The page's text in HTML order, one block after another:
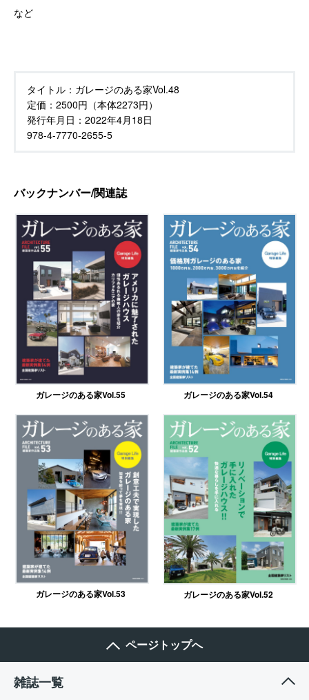
など
タイトル： ガレージのある家Vol.48
定価： 2500円（本体2273円）
発行年月日： 2022年4月18日
978-4-7770-2655-5
バックナンバー/関連誌
ガレージのある家Vol.55 ガレージのある家Vol.54
ガレージのある家Vol.53 ガレージのある家Vol.52
ページトップへ
雑誌一覧